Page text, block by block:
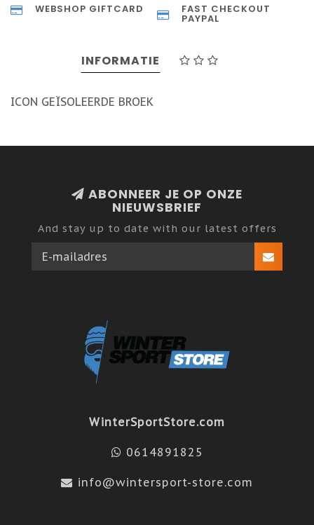
WEBSHOP GIFTCARD FAST CHECKOUT
PAYPAL
INFORMATIE
ICON GEÏSOLEERDE BROEK
ABONNEER JE OP ONZE
NIEUWSBRIEF
And stay up to date with our latest offers
WinterSportStore.com
0614891825
info@wintersport-store.com